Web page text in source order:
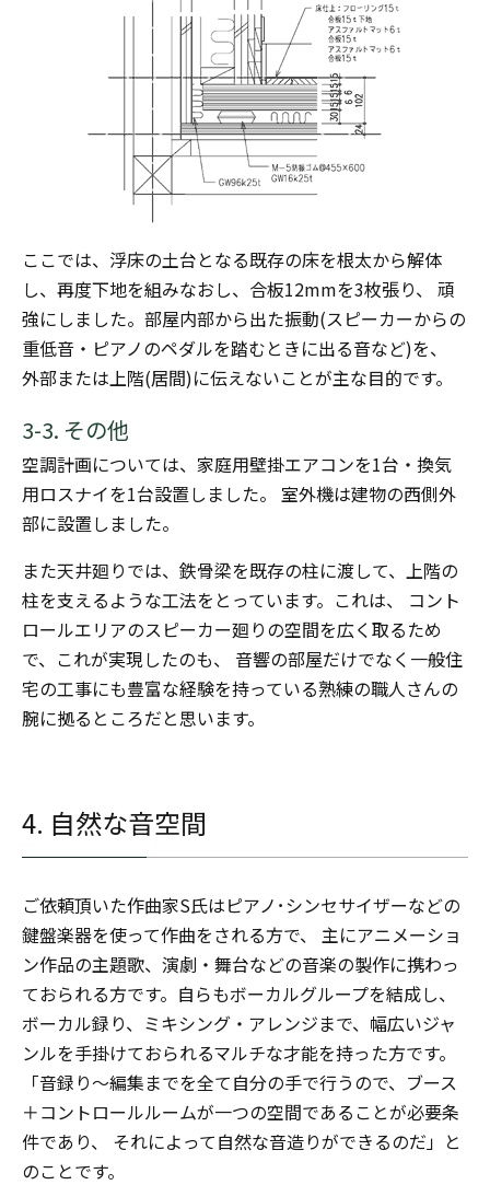
ここでは、浮床の土台となる既存の床を根太から解体
し、再度下地を組みなおし、合板12mmを3枚張り、 頑
強にしました。部屋内部から出た振動(スピーカーからの
重低音・ピアノのペダルを踏むときに出る音など)を、
外部または上階(居間)に伝えないことが主な目的です。
3-3. その他
空調計画については、家庭用壁掛エアコンを1台・換気
用ロスナイを1台設置しました。 室外機は建物の西側外
部に設置しました。
また天井廻りでは、鉄骨梁を既存の柱に渡して、上階の
柱を支えるような工法をとっています。これは、 コント
ロールエリアのスピーカー廻りの空間を広く取るため
で、これが実現したのも、 音響の部屋だけでなく一般住
宅の工事にも豊富な経験を持っている熟練の職人さんの
腕に拠るところだと思います。
4. 自然な音空間
ご依頼頂いた作曲家S氏はピアノ･シンセサイザーなどの
鍵盤楽器を使って作曲をされる方で、 主にアニメーショ
ン作品の主題歌、演劇・舞台などの音楽の製作に携わっ
ておられる方です。自らもボーカルグループを結成し、
ボーカル録り、ミキシング・アレンジまで、幅広いジャ
ンルを手掛けておられるマルチな才能を持った方です。
「音録り～編集までを全て自分の手で行うので、ブース
＋コントロールルームが一つの空間であることが必要条
件であり、 それによって自然な音造りができるのだ」と
のことです。